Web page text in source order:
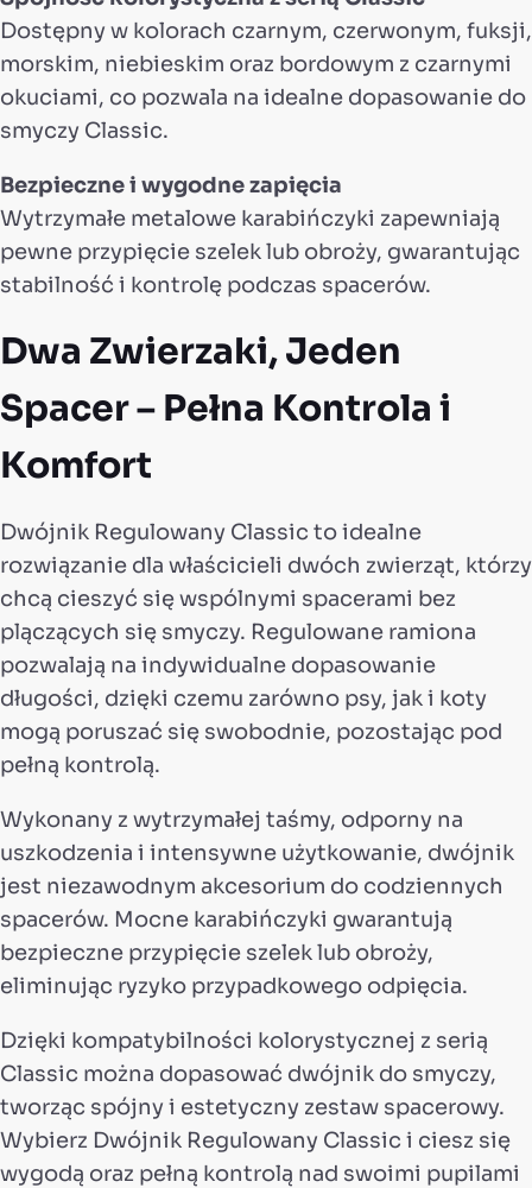
Dostępny w kolorach czarnym, czerwonym, fuksji,
morskim, niebieskim oraz bordowym z czarnymi
okuciami, co pozwala na idealne dopasowanie do
smyczy Classic.
Bezpieczne i wygodne zapięcia
Wytrzymałe metalowe karabińczyki zapewniają
pewne przypięcie szelek lub obroży, gwarantując
stabilność i kontrolę podczas spacerów.
Dwa Zwierzaki, Jeden
Spacer – Pełna Kontrola i
Komfort
Dwójnik Regulowany Classic to idealne
rozwiązanie dla właścicieli dwóch zwierząt, którzy
chcą cieszyć się wspólnymi spacerami bez
plączących się smyczy. Regulowane ramiona
pozwalają na indywidualne dopasowanie
długości, dzięki czemu zarówno psy, jak i koty
mogą poruszać się swobodnie, pozostając pod
pełną kontrolą.
Wykonany z wytrzymałej taśmy, odporny na
uszkodzenia i intensywne użytkowanie, dwójnik
jest niezawodnym akcesorium do codziennych
spacerów. Mocne karabińczyki gwarantują
bezpieczne przypięcie szelek lub obroży,
eliminując ryzyko przypadkowego odpięcia.
Dzięki kompatybilności kolorystycznej z serią
Classic można dopasować dwójnik do smyczy,
tworząc spójny i estetyczny zestaw spacerowy.
Wybierz Dwójnik Regulowany Classic i ciesz się
wygodą oraz pełną kontrolą nad swoimi pupilami